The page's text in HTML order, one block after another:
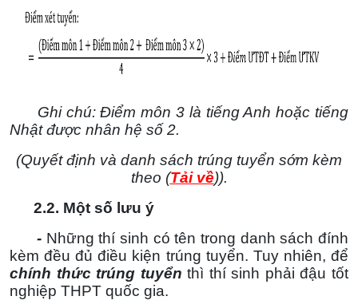
Ghi chú: Điểm môn 3 là tiếng Anh hoặc tiếng
Nhật được nhân hệ số 2.
(Quyết định và danh sách trúng tuyển sớm kèm
theo (Tải về)).
2.2. Một số l ưu ý
- Những thí sinh có tên trong danh sách đính
kèm đều đủ điều kiện trúng tuyển. Tuy nhiên, để
chính thức trúng tuyển thì thí sinh phải đậu tốt
nghiệp THPT quốc gia.